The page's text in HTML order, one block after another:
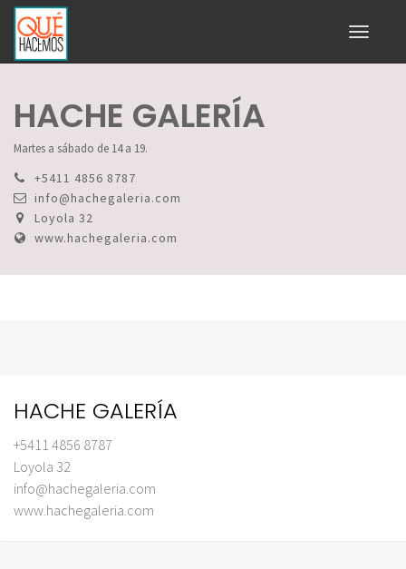
Toggle
HACHE GALERÍA
Martes a sábado de 14 a 19.
+5411 4856 8787
info@hachegaleria.com
Loyola 32
www.hachegaleria.com
HACHE GALERÍA
+5411 4856 8787
Loyola 32
info@hachegaleria.com
www.hachegaleria.com